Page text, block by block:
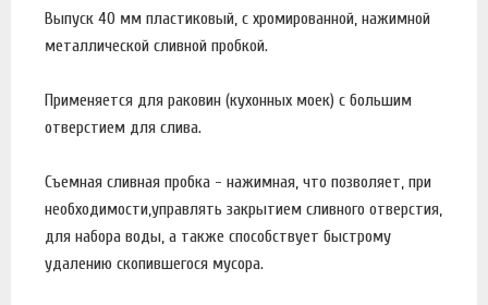
Выпуск 40 мм пластиковый, с хромированной, нажимной
металлической сливной пробкой.
Применяется для раковин (кухонных моек) с большим
отверстием для слива.
Съемная сливная пробка - нажимная, что позволяет, при
необходимости,управлять закрытием сливного отверстия,
для набора воды, а также способствует быстрому
удалению скопившегося мусора.